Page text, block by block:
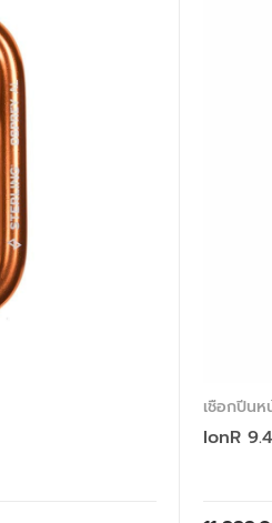
เชือกปีนห
IonR